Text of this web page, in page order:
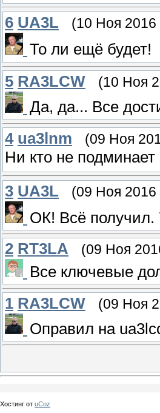
6 UA3L (10 Ноя 2016
То ли ещё будет!
5 RA3LCW (10 Ноя
Да, да... Все
4 ua3lnm (09 Ноя
Ни кто не подминает
3 UA3L (09 Ноя 2016
ОК! Всё получил.
2 RT3LA (09 Ноя
Все ключевые
1 RA3LCW (09 Ноя
Оправил на
Хостинг от uCoz